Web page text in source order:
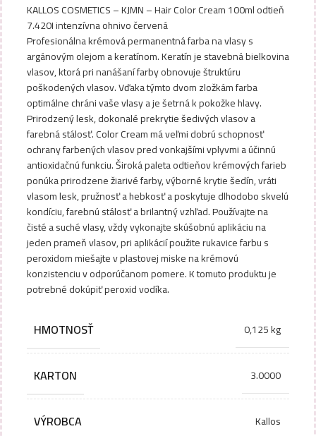
KALLOS COSMETICS – KJMN – Hair Color Cream 100ml odtieň
7.420I intenzívna ohnivo červená
Profesionálna krémová permanentná farba na vlasy s
argánovým olejom a keratínom. Keratín je stavebná bielkovina
vlasov, ktorá pri nanášaní farby obnovuje štruktúru
poškodených vlasov. Vďaka týmto dvom zložkám farba
optimálne chráni vaše vlasy a je šetrná k pokožke hlavy.
Prirodzený lesk, dokonalé prekrytie šedivých vlasov a
farebná stálosť. Color Cream má veľmi dobrú schopnosť
ochrany farbených vlasov pred vonkajšími vplyvmi a účinnú
antioxidačnú funkciu. Široká paleta odtieňov krémových farieb
ponúka prirodzene žiarivé farby, výborné krytie šedín, vráti
vlasom lesk, pružnosť a hebkosť a poskytuje dlhodobo skvelú
kondíciu, farebnú stálosť a brilantný vzhľad. Používajte na
čisté a suché vlasy, vždy vykonajte skúšobnú aplikáciu na
jeden prameň vlasov, pri aplikácií použite rukavice farbu s
peroxidom miešajte v plastovej miske na krémovú
konzistenciu v odporúčanom pomere. K tomuto produktu je
potrebné dokúpiť peroxid vodíka.
HMOTNOSŤ 0,125 kg
KARTON 3.0000
VÝROBCA Kallos